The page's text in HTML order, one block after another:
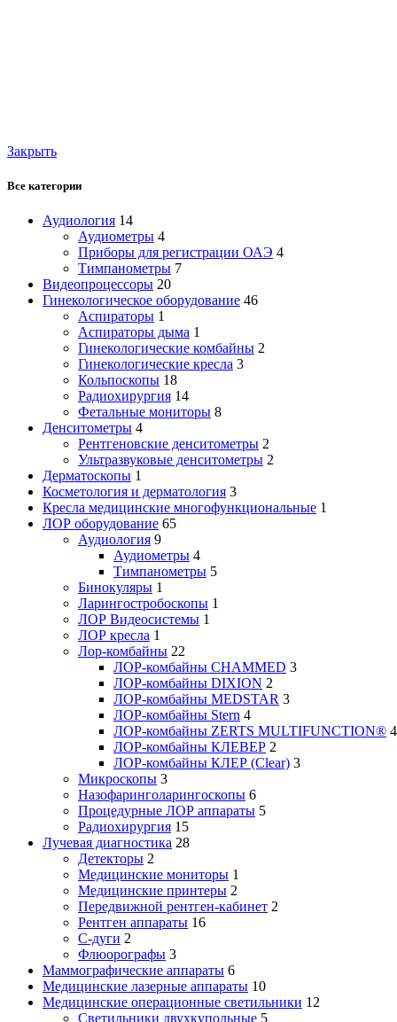
Закрыть
Все категории
Аудиология 14
Аудиометры 4
Приборы для регистрации ОАЭ 4
Тимпанометры 7
Видеопроцессоры 20
Гинекологическое оборудование 46
Аспираторы 1
Аспираторы дыма 1
Гинекологические комбайны 2
Гинекологические кресла 3
Кольпоскопы 18
Радиохирургия 14
Фетальные мониторы 8
Денситометры 4
Рентгеновские денситометры 2
Ультразвуковые денситометры 2
Дерматоскопы 1
Косметология и дерматология 3
Кресла медицинские многофункциональные 1
ЛОР оборудование 65
Аудиология 9
Аудиометры 4
Тимпанометры 5
Бинокуляры 1
Ларингостробоскопы 1
ЛОР Видеосистемы 1
ЛОР кресла 1
Лор-комбайны 22
ЛОР-комбайны CHAMMED 3
ЛОР-комбайны DIXION 2
ЛОР-комбайны MEDSTAR 3
ЛОР-комбайны Stern 4
ЛОР-комбайны ZERTS MULTIFUNCTION® 4
ЛОР-комбайны КЛЕВЕР 2
ЛОР-комбайны КЛЕР (Clear) 3
Микроскопы 3
Назофаринголарингоскопы 6
Процедурные ЛОР аппараты 5
Радиохирургия 15
Лучевая диагностика 28
Детекторы 2
Медицинские мониторы 1
Медицинские принтеры 2
Передвижной рентген-кабинет 2
Рентген аппараты 16
С-дуги 2
Флюорографы 3
Маммографические аппараты 6
Медицинские лазерные аппараты 10
Медицинские операционные светильники 12
Светильники двухкупольные 5